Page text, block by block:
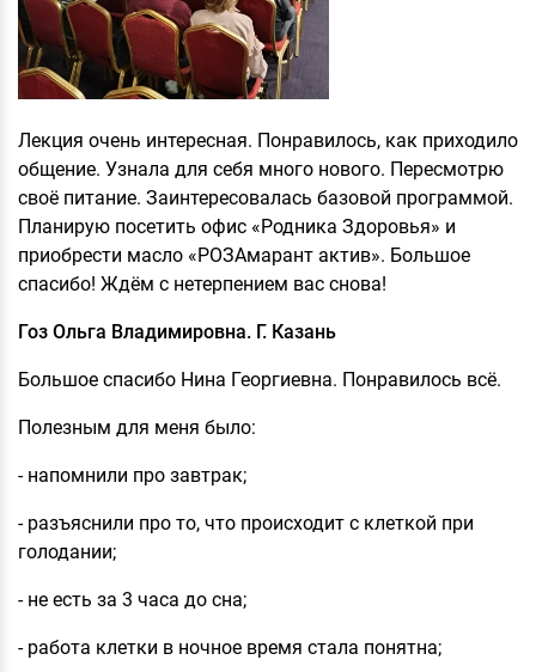
Лекция очень интересная. Понравилось, как приходило
общение. Узнала для себя много нового. Пересмотрю
своё питание. Заинтересовалась базовой программой.
Планирую посетить офис «Родника Здоровья» и
приобрести масло «РОЗАмарант актив». Большое
спасибо! Ждём с нетерпением вас снова!
Гоз Ольга Владимировна. Г. Казань
Большое спасибо Нина Георгиевна. Понравилось всё.
Полезным для меня было:
- напомнили про завтрак;
- разъяснили про то, что происходит с клеткой при
голодании;
- не есть за 3 часа до сна;
- работа клетки в ночное время стала понятна;